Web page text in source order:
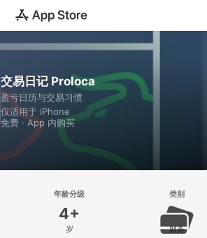
交易日记 Proloca
盈亏日历与交易习惯
仅适用于 iPhone
免费 · App 内购买
年龄分级
4+
岁
类别
财务